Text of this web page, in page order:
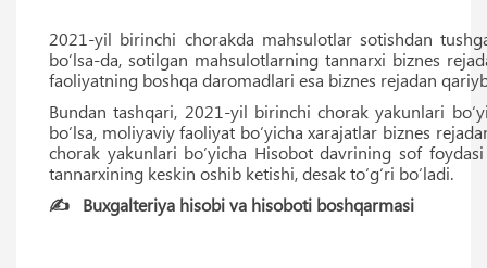
2021-yil birinchi chorakda mahsulotlar sotishdan
bo‘lsa-da, sotilgan mahsulotlarning tannarxi biznes
faoliyatning boshqa daromadlari esa biznes rejadan
Bundan tashqari, 2021-yil birinchi chorak yakunlari
bo‘lsa, moliyaviy faoliyat bo‘yicha xarajatlar biznes
chorak yakunlari bo‘yicha Hisobot davrining sof
tannarxining keskin oshib ketishi, desak to‘g‘ri bo‘ladi.
✍️ Buxgalteriya hisobi va hisoboti boshqarmasi